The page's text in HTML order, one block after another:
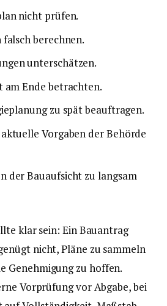
nicht prüfen.
berechnen.
unterschätzen.
am Ende betrachten.
zu spät beauftragen.
Vorgaben der Behörde
der Bauaufsicht zu langsam
klar sein: Ein Bauantrag
nicht, Pläne zu sammeln
Genehmigung zu hoffen.
Vorprüfung vor Abgabe, bei